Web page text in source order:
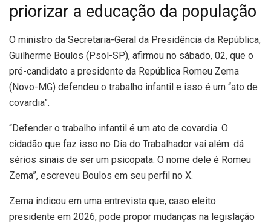
priorizar a educação da população
O ministro da Secretaria-Geral da Presidência da República,
Guilherme Boulos (Psol-SP), afirmou no sábado, 02, que o
pré-candidato a presidente da República Romeu Zema
(Novo-MG) defendeu o trabalho infantil e isso é um “ato de
covardia”.
“Defender o trabalho infantil é um ato de covardia. O
cidadão que faz isso no Dia do Trabalhador vai além: dá
sérios sinais de ser um psicopata. O nome dele é Romeu
Zema”, escreveu Boulos em seu perfil no X.
Zema indicou em uma entrevista que, caso eleito
presidente em 2026, pode propor mudanças na legislação